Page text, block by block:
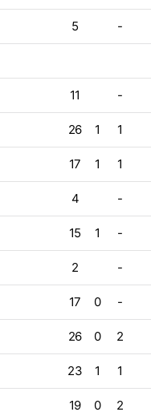
5 -
11 -
26 1 1
17 1 1
4 -
15 1 -
2 -
17 0 -
26 0 2
23 1 1
19 0 2